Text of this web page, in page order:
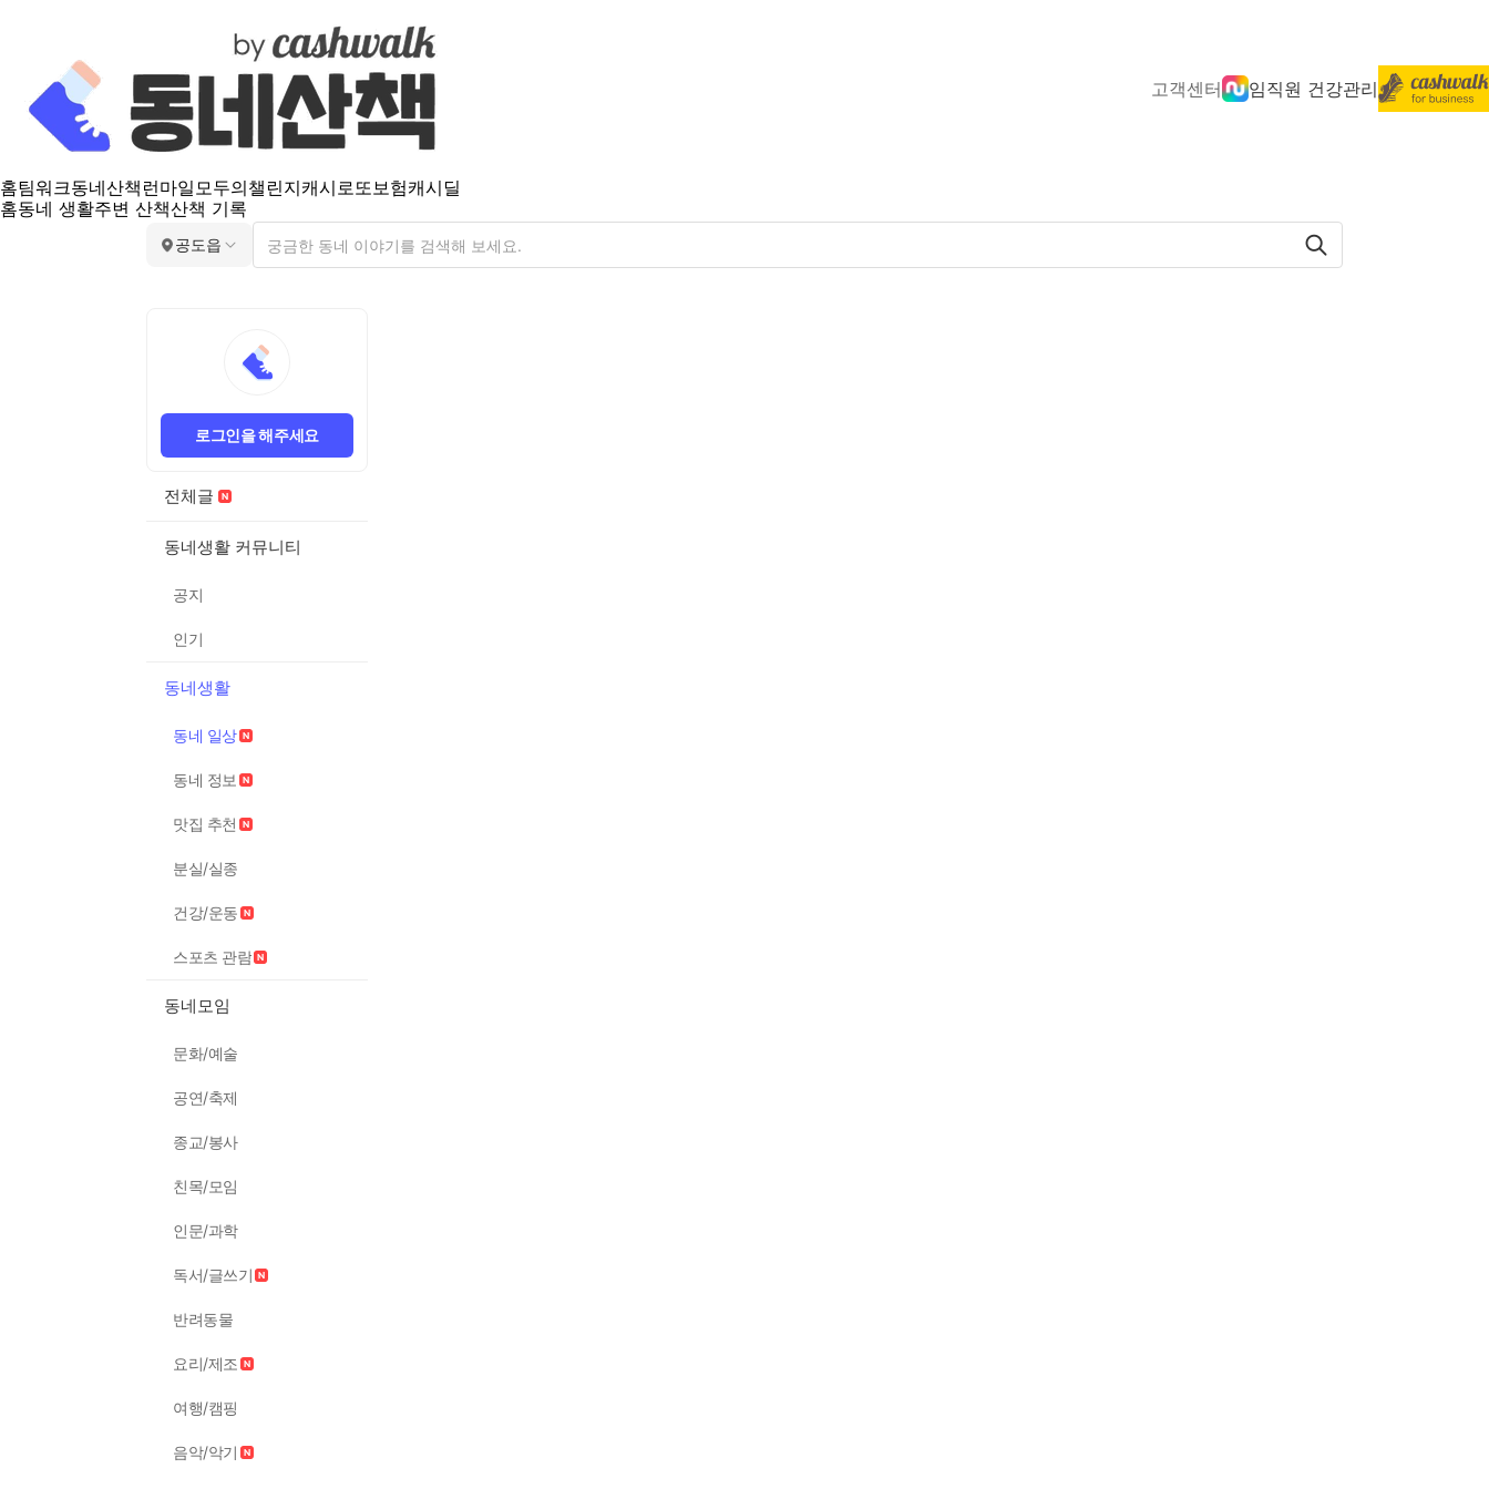
고객센터 임직원 건강관리
홈팀워크동네산책 런마일모두의챌린지캐시로또보험캐시딜
홈동네 생활주변 산책산책 기록
공도읍
로그인을 해주세요
전체글
동네생활 커뮤니티
공지
인기
동네생활
동네 일상
동네 정보
맛집 추천
분실/실종
건강/운동
스포츠 관람
동네모임
문화/예술
공연/축제
종교/봉사
친목/모임
인문/과학
독서/글쓰기
반려동물
요리/제조
여행/캠핑
음악/악기